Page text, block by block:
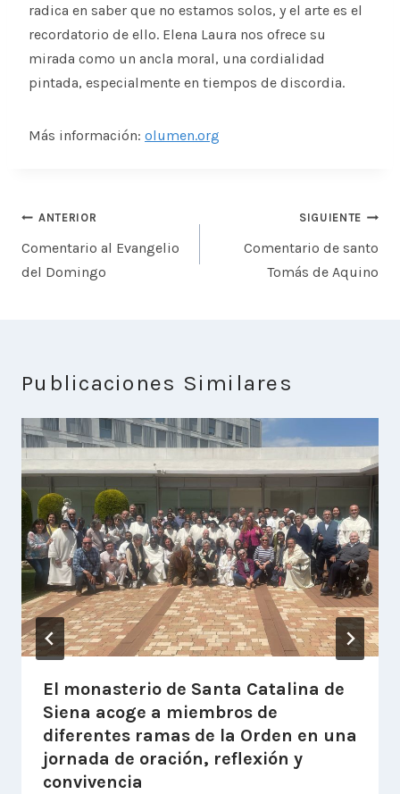
radica en saber que no estamos solos, y el arte es el
recordatorio de ello. Elena Laura nos ofrece su
mirada como un ancla moral, una cordialidad
pintada, especialmente en tiempos de discordia.
Más información: olumen.org
Navegación
de
entradas
ANTERIOR
Comentario al Evangelio
del Domingo
SIGUIENTE
Comentario de santo
Tomás de Aquino
Publicaciones Similares
El monasterio de Santa Catalina de
Siena acoge a miembros de
diferentes ramas de la Orden en una
jornada de oración, reflexión y
convivencia